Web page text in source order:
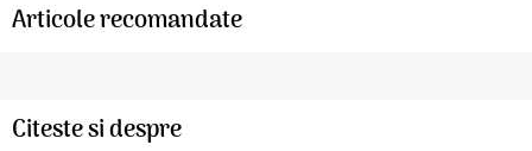
Articole recomandate
Citeste si despre